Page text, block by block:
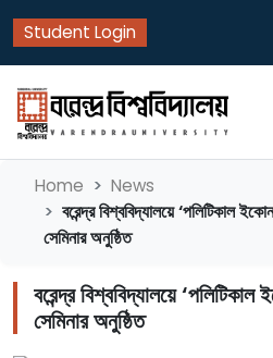
Student Login
Home News
বরেন্দ্র বিশ্ববিদ্যালয়ে ‘পলিটিকাল
সেমিনার অনুষ্ঠিত
বরেন্দ্র বিশ্ববিদ্যালয়ে
সেমিনার অনুষ্ঠিত